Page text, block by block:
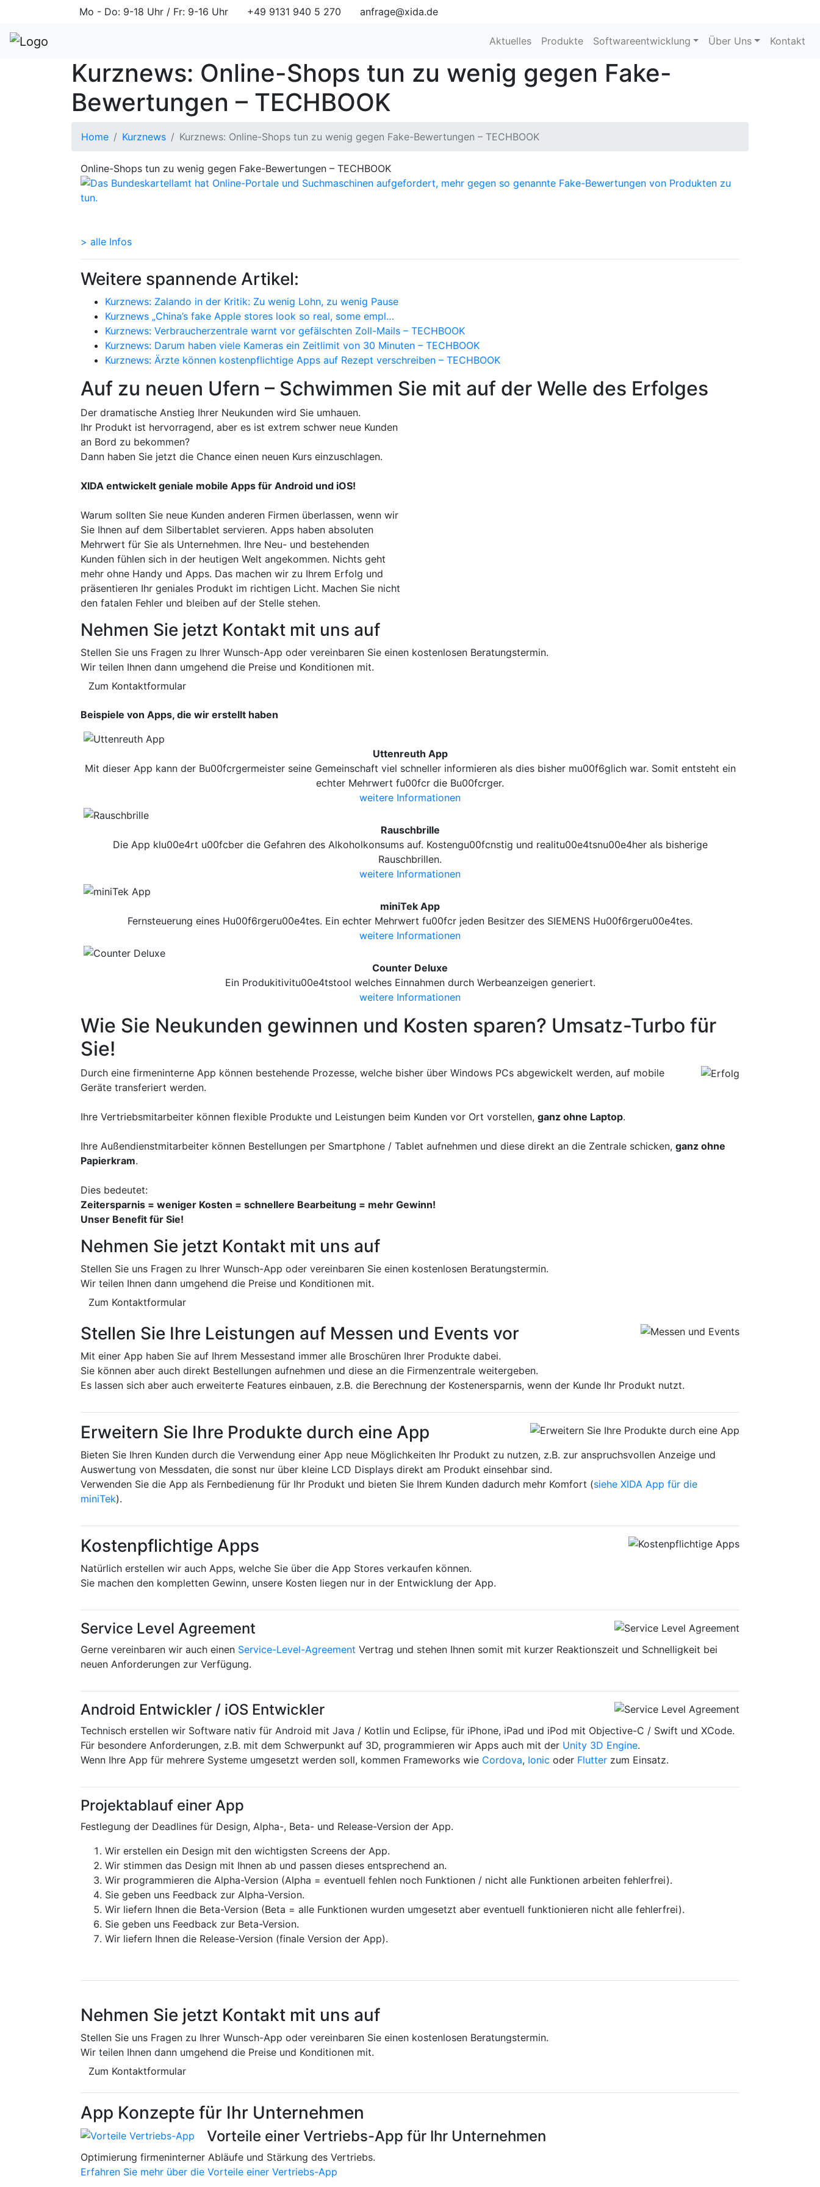
Mo - Do: 9-18 Uhr / Fr: 9-16 Uhr +49 9131 940 5 270 anfrage@xida.de
Aktuelles Produkte Softwareentwicklung Über Uns Kontakt
Kurznews: Online-Shops tun zu wenig gegen Fake-
Bewertungen – TECHBOOK
Home Kurznews Kurznews: Online-Shops tun zu wenig gegen Fake-Bewertungen – TECHBOOK
Online-Shops tun zu wenig gegen Fake-Bewertungen – TECHBOOK
> alle Infos
Weitere spannende Artikel:
Kurznews: Zalando in der Kritik: Zu wenig Lohn, zu wenig Pause
Kurznews „China’s fake Apple stores look so real, some empl…
Kurznews: Verbraucherzentrale warnt vor gefälschten Zoll-Mails – TECHBOOK
Kurznews: Darum haben viele Kameras ein Zeitlimit von 30 Minuten – TECHBOOK
Kurznews: Ärzte können kostenpflichtige Apps auf Rezept verschreiben – TECHBOOK
Auf zu neuen Ufern – Schwimmen Sie mit auf der Welle des Erfolges
Der dramatische Anstieg Ihrer Neukunden wird Sie umhauen.
Ihr Produkt ist hervorragend, aber es ist extrem schwer neue Kunden
an Bord zu bekommen?
Dann haben Sie jetzt die Chance einen neuen Kurs einzuschlagen.
XIDA entwickelt geniale mobile Apps für Android und iOS!
Warum sollten Sie neue Kunden anderen Firmen überlassen, wenn wir
Sie Ihnen auf dem Silbertablet servieren. Apps haben absoluten
Mehrwert für Sie als Unternehmen. Ihre Neu- und bestehenden
Kunden fühlen sich in der heutigen Welt angekommen. Nichts geht
mehr ohne Handy und Apps. Das machen wir zu Ihrem Erfolg und
präsentieren Ihr geniales Produkt im richtigen Licht. Machen Sie nicht
den fatalen Fehler und bleiben auf der Stelle stehen.
Nehmen Sie jetzt Kontakt mit uns auf
Stellen Sie uns Fragen zu Ihrer Wunsch-App oder vereinbaren Sie einen kostenlosen Beratungstermin.
Wir teilen Ihnen dann umgehend die Preise und Konditionen mit.
Zum Kontaktformular
Beispiele von Apps, die wir erstellt haben
Uttenreuth App
Mit dieser App kann der Bu00fcrgermeister seine Gemeinschaft viel schneller informieren als dies bisher mu00f6glich war. Somit entsteht ein
echter Mehrwert fu00fcr die Bu00fcrger.
weitere Informationen
Rauschbrille
Die App klu00e4rt u00fcber die Gefahren des Alkoholkonsums auf. Kostengu00fcnstig und realitu00e4tsnu00e4her als bisherige
Rauschbrillen.
weitere Informationen
miniTek App
Fernsteuerung eines Hu00f6rgeru00e4tes. Ein echter Mehrwert fu00fcr jeden Besitzer des SIEMENS Hu00f6rgeru00e4tes.
weitere Informationen
Counter Deluxe
Ein Produkitivitu00e4tstool welches Einnahmen durch Werbeanzeigen generiert.
weitere Informationen
Wie Sie Neukunden gewinnen und Kosten sparen? Umsatz-Turbo für
Sie!
Durch eine firmeninterne App können bestehende Prozesse, welche bisher über Windows PCs abgewickelt werden, auf mobile
Geräte transferiert werden.
Ihre Vertriebsmitarbeiter können flexible Produkte und Leistungen beim Kunden vor Ort vorstellen, ganz ohne Laptop.
Ihre Außendienstmitarbeiter können Bestellungen per Smartphone / Tablet aufnehmen und diese direkt an die Zentrale schicken, ganz ohne
Papierkram.
Dies bedeutet:
Zeitersparnis = weniger Kosten = schnellere Bearbeitung = mehr Gewinn!
Unser Benefit für Sie!
Nehmen Sie jetzt Kontakt mit uns auf
Stellen Sie uns Fragen zu Ihrer Wunsch-App oder vereinbaren Sie einen kostenlosen Beratungstermin.
Wir teilen Ihnen dann umgehend die Preise und Konditionen mit.
Zum Kontaktformular
Stellen Sie Ihre Leistungen auf Messen und Events vor
Mit einer App haben Sie auf Ihrem Messestand immer alle Broschüren Ihrer Produkte dabei.
Sie können aber auch direkt Bestellungen aufnehmen und diese an die Firmenzentrale weitergeben.
Es lassen sich aber auch erweiterte Features einbauen, z.B. die Berechnung der Kostenersparnis, wenn der Kunde Ihr Produkt nutzt.
Erweitern Sie Ihre Produkte durch eine App
Bieten Sie Ihren Kunden durch die Verwendung einer App neue Möglichkeiten Ihr Produkt zu nutzen, z.B. zur anspruchsvollen Anzeige und
Auswertung von Messdaten, die sonst nur über kleine LCD Displays direkt am Produkt einsehbar sind.
Verwenden Sie die App als Fernbedienung für Ihr Produkt und bieten Sie Ihrem Kunden dadurch mehr Komfort (siehe XIDA App für die
miniTek).
Kostenpflichtige Apps
Natürlich erstellen wir auch Apps, welche Sie über die App Stores verkaufen können.
Sie machen den kompletten Gewinn, unsere Kosten liegen nur in der Entwicklung der App.
Service Level Agreement
Gerne vereinbaren wir auch einen Service-Level-Agreement Vertrag und stehen Ihnen somit mit kurzer Reaktionszeit und Schnelligkeit bei
neuen Anforderungen zur Verfügung.
Android Entwickler / iOS Entwickler
Technisch erstellen wir Software nativ für Android mit Java / Kotlin und Eclipse, für iPhone, iPad und iPod mit Objective-C / Swift und XCode.
Für besondere Anforderungen, z.B. mit dem Schwerpunkt auf 3D, programmieren wir Apps auch mit der Unity 3D Engine.
Wenn Ihre App für mehrere Systeme umgesetzt werden soll, kommen Frameworks wie Cordova, Ionic oder Flutter zum Einsatz.
Projektablauf einer App
Festlegung der Deadlines für Design, Alpha-, Beta- und Release-Version der App.
Wir erstellen ein Design mit den wichtigsten Screens der App.
Wir stimmen das Design mit Ihnen ab und passen dieses entsprechend an.
Wir programmieren die Alpha-Version (Alpha = eventuell fehlen noch Funktionen / nicht alle Funktionen arbeiten fehlerfrei).
Sie geben uns Feedback zur Alpha-Version.
Wir liefern Ihnen die Beta-Version (Beta = alle Funktionen wurden umgesetzt aber eventuell funktionieren nicht alle fehlerfrei).
Sie geben uns Feedback zur Beta-Version.
Wir liefern Ihnen die Release-Version (finale Version der App).
Nehmen Sie jetzt Kontakt mit uns auf
Stellen Sie uns Fragen zu Ihrer Wunsch-App oder vereinbaren Sie einen kostenlosen Beratungstermin.
Wir teilen Ihnen dann umgehend die Preise und Konditionen mit.
Zum Kontaktformular
App Konzepte für Ihr Unternehmen
Vorteile einer Vertriebs-App für Ihr Unternehmen
Optimierung firmeninterner Abläufe und Stärkung des Vertriebs.
Erfahren Sie mehr über die Vorteile einer Vertriebs-App